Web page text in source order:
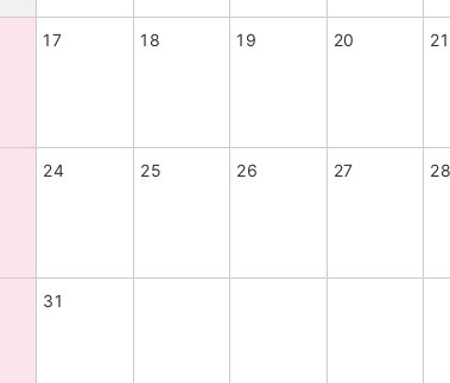
17 18 19 20 21
24 25 26 27 28
31